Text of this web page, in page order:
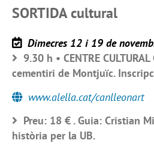
SORTIDA cultural
Dimecres 12 i 19 de
9.30 h • CENTRE
cementiri de Montjuïc.
www.alella.cat/canlleonart
Preu: 18 € . Guia: Cristian
història per la UB.